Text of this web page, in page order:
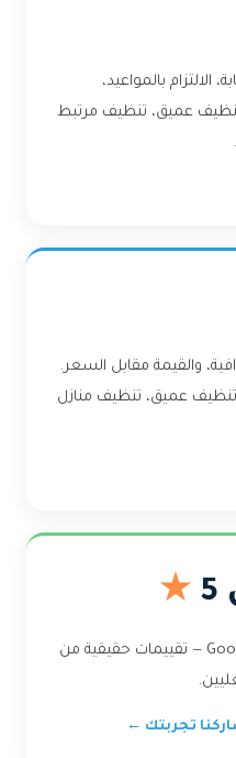
الالتزام بالمواعيد،
تنظيف عميق، تنظيف مرتبط
والقيمة مقابل السعر.
عميق، تنظيف منازل
★
متوسط تقييم عملائنا على Google — تقييمات حقيقية من
تجربتك ←